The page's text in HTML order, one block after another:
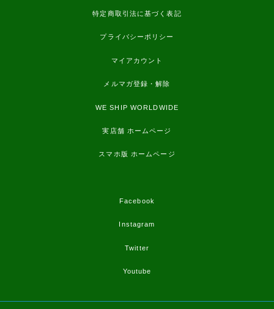
特定商取引法に基づく表記
プライバシーポリシー
マイアカウント
メルマガ登録・解除
WE SHIP WORLDWIDE
実店舗 ホームページ
スマホ版 ホームページ
Facebook
Instagram
Twitter
Youtube